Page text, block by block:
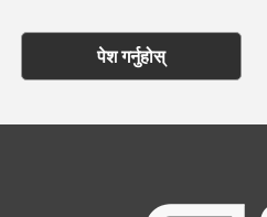
पेश गर्नुहोस्